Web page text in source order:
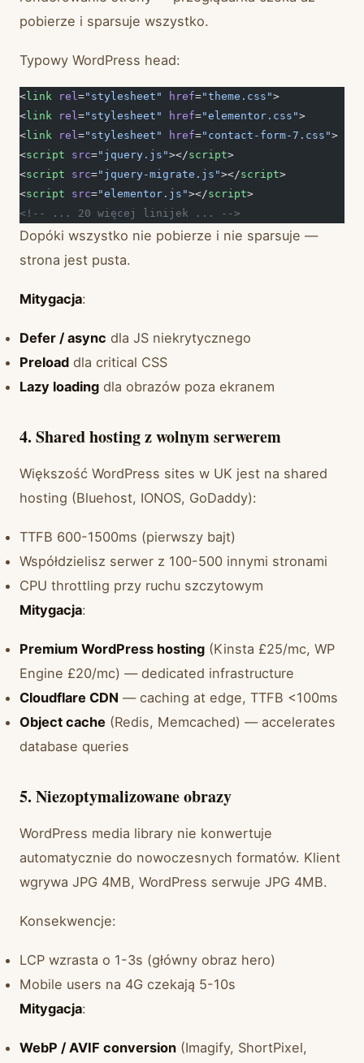
pobierze i sparsuje wszystko.
Typowy WordPress head:
< link rel="stylesheet" href="theme.css">
< link rel="stylesheet" href="elementor.css">
< link rel="stylesheet" href="contact-form-7.css">
<script src="jquery.js"></script>
<script src="jquery-migrate.js"></script>
<script src="elementor.js"></script>
<!-- ... 20 więcej linijek ... -->
Dopóki wszystko nie pobierze i nie sparsuje —
strona jest pusta.
Mitygacja:
Defer / async dla JS niekrytycznego
Preload dla critical CSS
Lazy loading dla obrazów poza ekranem
4. Shared hosting z wolnym serwerem
Większość WordPress sites w UK jest na shared
hosting (Bluehost, IONOS, GoDaddy):
TTFB 600-1500ms (pierwszy bajt)
Współdzielisz serwer z 100-500 innymi stronami
CPU throttling przy ruchu szczytowym
Mitygacja:
Premium WordPress hosting (Kinsta £25/mc, WP
Engine £20/mc) — dedicated infrastructure
Cloudflare CDN — caching at edge, TTFB <100ms
Object cache (Redis, Memcached) — accelerates
database queries
5. Niezoptymalizowane obrazy
WordPress media library nie konwertuje
automatycznie do nowoczesnych formatów. Klient
wgrywa JPG 4MB, WordPress serwuje JPG 4MB.
Konsekwencje:
LCP wzrasta o 1-3s (główny obraz hero)
Mobile users na 4G czekają 5-10s
Mitygacja:
WebP / AVIF conversion (Imagify, ShortPixel,